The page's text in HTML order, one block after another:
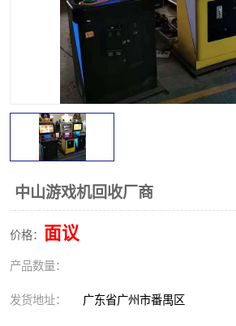
中山游戏机回收厂商
价格： 面议
产品数量：
发货地址： 广东省广州市番禺区